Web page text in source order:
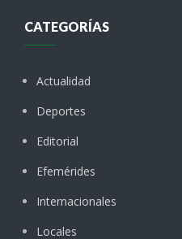
CATEGORÍAS
Actualidad
Deportes
Editorial
Efemérides
Internacionales
Locales